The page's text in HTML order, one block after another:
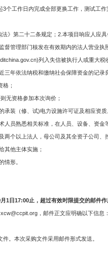
3个工作日内完成全部更换工作，测试工
》第二十二条规定；2.本项目响应人应
督管理部门核发在有效期内的法人营业执
列入失信被执行人或重大
三年依法纳税和缴纳社会保障资金的记
；
无资格参加本次询价；
承装（修、试)电力设施许可证及相应资质
人员熟悉相关标准，在人员、设备、资金
两个以上法人，母公司及其全资子公司、
其他主体实施；
情形。
1日17:00止，超过有效时限提交的邮件作
，邮件正文应明确以下信息：
。本次采购文件采用邮件形式发送。